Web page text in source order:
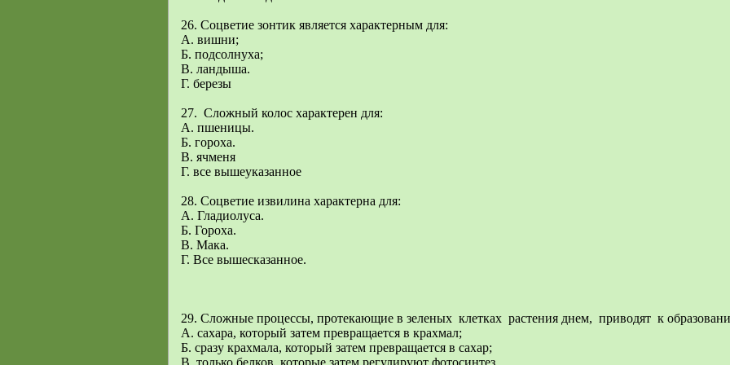
26. Соцветие зонтик является характерным для:
А. вишни;
Б. подсолнуха;
В. ландыша.
Г. березы
27. Сложный колос характерен для:
А. пшеницы.
Б. гороха.
В. ячменя
Г. все вышеуказанное
28. Соцветие извилина характерна для:
А. Гладиолуса.
Б. Гороха.
В. Мака.
Г. Все вышесказанное.
29. Сложные процессы, протекающие в зеленых клетках растения днем, приводят к
А. сахара, который затем превращается в крахмал;
Б. сразу крахмала, который затем превращается в сахар;
В. только белков, которые затем регулируют фотосинтез.